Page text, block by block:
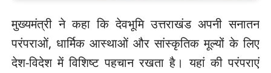
मुख्यमंत्री ने कहा कि देवभूमि उत्तराखंड अपनी सनातन
परंपराओं, धार्मिक आस्थाओं और सांस्कृतिक मूल्यों के लिए
देश-विदेश में विशिष्ट पहचान रखता है। यहां की परंपराएं